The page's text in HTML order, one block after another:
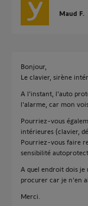
Maud F.
Bonjour,
Le clavier, sirène
A l'instant, l'auto
l'alarme, car mon
Pourriez-vous
intérieures (clavier,
Pourriez-vous faire
sensibilité
A quel endroit dois je
procurer car je n'en
Merci.